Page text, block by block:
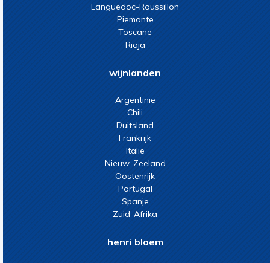
Languedoc-Roussillon
Piemonte
Toscane
Rioja
wijnlanden
Argentinië
Chili
Duitsland
Frankrijk
Italië
Nieuw-Zeeland
Oostenrijk
Portugal
Spanje
Zuid-Afrika
henri bloem